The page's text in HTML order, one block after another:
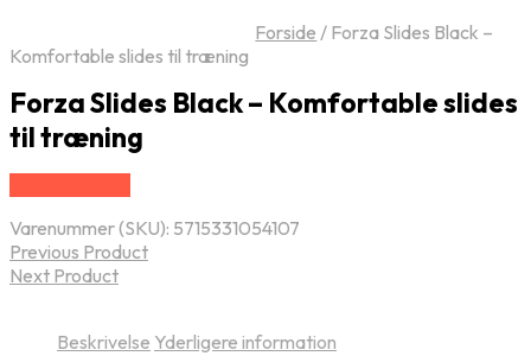
Forside / Forza Slides Black –
Komfortable slides til træning
Forza Slides Black – Komfortable slides
til træning
Varenummer (SKU): 5715331054107
Previous Product
Next Product
Beskrivelse Yderligere information